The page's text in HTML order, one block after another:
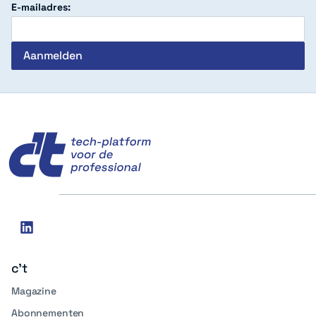
E-mailadres:
Social
linkedin
c't
Magazine
Abonnementen